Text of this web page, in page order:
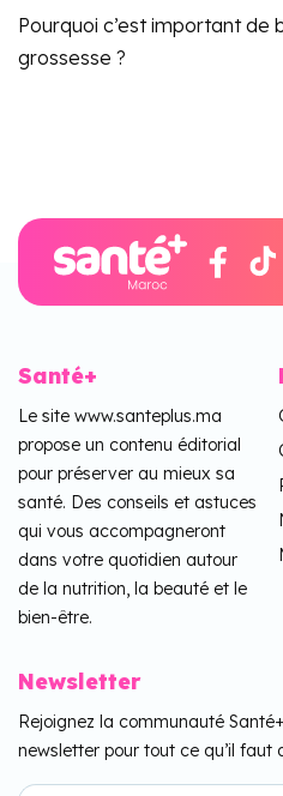
Pourquoi c’est important de
grossesse ?
Santé+
Le site www.santeplus.ma
propose un contenu éditorial
pour préserver au mieux sa
santé. Des conseils et astuces
qui vous accompagneront
dans votre quotidien autour
de la nutrition, la beauté et le
bien-être.
Newsletter
Rejoignez la communauté
newsletter pour tout ce qu’il faut